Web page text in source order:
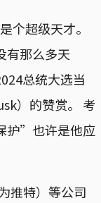
个超级天才。
有那么多天
总统大选当
）的赞赏。 考
护”也许是他应
推特）等公司